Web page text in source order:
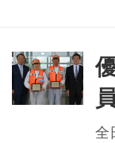
で
盗
た
全